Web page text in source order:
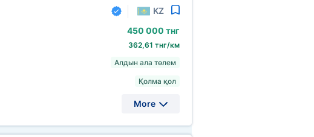
KZ
450 000 тнг
362,61 тнг/км
Алдын ала төлем
Қолма қол
More